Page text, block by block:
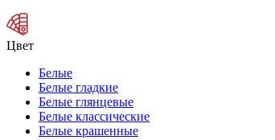
Цвет
Белые
Белые гладкие
Белые глянцевые
Белые классические
Белые крашенные